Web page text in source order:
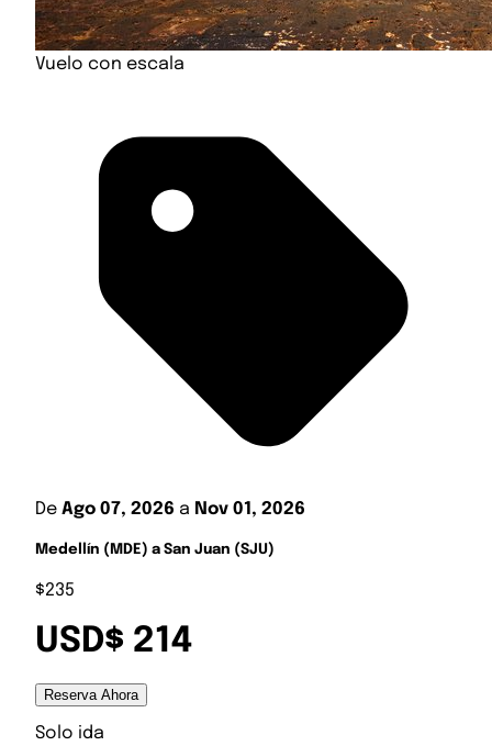
Vuelo con escala
De Ago 07, 2026 a Nov 01, 2026
Medellín (MDE) a San Juan (SJU)
$235
USD$ 214
Reserva Ahora
Solo ida